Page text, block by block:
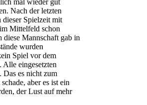
mal wieder gut
Nach der letzten
dieser Spielzeit mit
Mittelfeld schon
diese Mannschaft gab in
wurden
Spiel vor dem
Alle eingesetzten
Das es nicht zum
aber es ist ein
der Lust auf mehr